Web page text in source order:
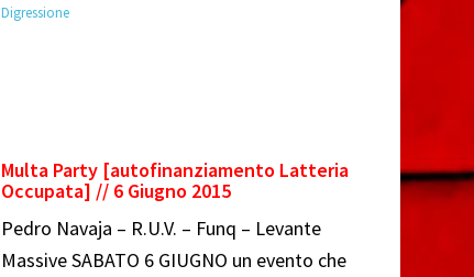
Digressione
Multa Party [autofinanziamento Latteria
Occupata] // 6 Giugno 2015
Pedro Navaja – R.U.V. – Funq – Levante
Massive SABATO 6 GIUGNO un evento che